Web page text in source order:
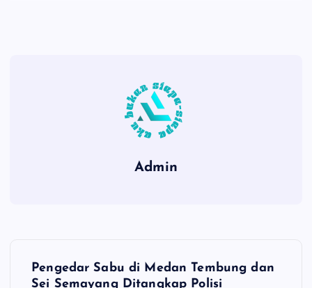
Admin
Pengedar Sabu di Medan Tembung dan
Sei Semayang Ditangkap Polisi